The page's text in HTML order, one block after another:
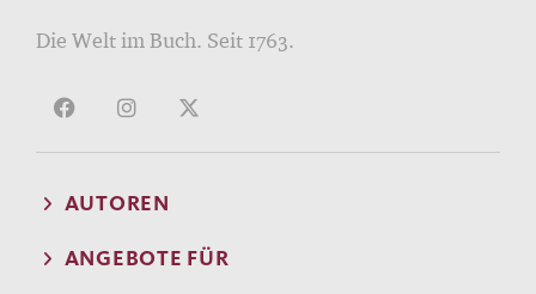
Die Welt im Buch. Seit 1763.
AUTOREN
ANGEBOTE FÜR